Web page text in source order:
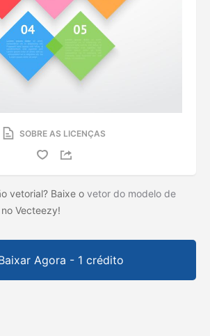
SOBRE AS LICENÇAS
vetorial? Baixe o vetor do modelo de
no Vecteezy!
Agora - 1 crédito